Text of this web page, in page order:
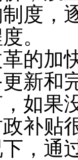
度，
。
的加
新和
如果
补贴
，通